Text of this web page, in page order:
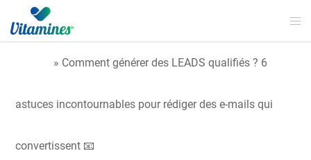
» Comment générer des LEADS qualifiés ? 6
astuces incontournables pour rédiger des e-mails qui
convertissent 📧